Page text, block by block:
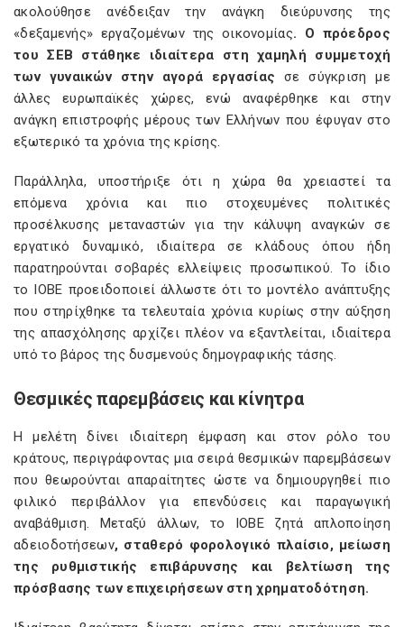
ακολούθησε ανέδειξαν την ανάγκη διεύρυνσης της
«δεξαμενής» εργαζομένων της οικονομίας. Ο πρόεδρος
του ΣΕΒ στάθηκε ιδιαίτερα στη χαμηλή συμμετοχή
των γυναικών στην αγορά εργασίας σε σύγκριση με
άλλες ευρωπαϊκές χώρες, ενώ αναφέρθηκε και στην
ανάγκη επιστροφής μέρους των Ελλήνων που έφυγαν στο
εξωτερικό τα χρόνια της κρίσης.
Παράλληλα, υποστήριξε ότι η χώρα θα χρειαστεί τα
επόμενα χρόνια και πιο στοχευμένες πολιτικές
προσέλκυσης μεταναστών για την κάλυψη αναγκών σε
εργατικό δυναμικό, ιδιαίτερα σε κλάδους όπου ήδη
παρατηρούνται σοβαρές ελλείψεις προσωπικού. Το ίδιο
το ΙΟΒΕ προειδοποιεί άλλωστε ότι το μοντέλο ανάπτυξης
που στηρίχθηκε τα τελευταία χρόνια κυρίως στην αύξηση
της απασχόλησης αρχίζει πλέον να εξαντλείται, ιδιαίτερα
υπό το βάρος της δυσμενούς δημογραφικής τάσης.
Θεσμικές παρεμβάσεις και κίνητρα
Η μελέτη δίνει ιδιαίτερη έμφαση και στον ρόλο του
κράτους, περιγράφοντας μια σειρά θεσμικών παρεμβάσεων
που θεωρούνται απαραίτητες ώστε να δημιουργηθεί πιο
φιλικό περιβάλλον για επενδύσεις και παραγωγική
αναβάθμιση. Μεταξύ άλλων, το ΙΟΒΕ ζητά απλοποίηση
αδειοδοτήσεων, σταθερό φορολογικό πλαίσιο, μείωση
της ρυθμιστικής επιβάρυνσης και βελτίωση της
πρόσβασης των επιχειρήσεων στη χρηματοδότηση.